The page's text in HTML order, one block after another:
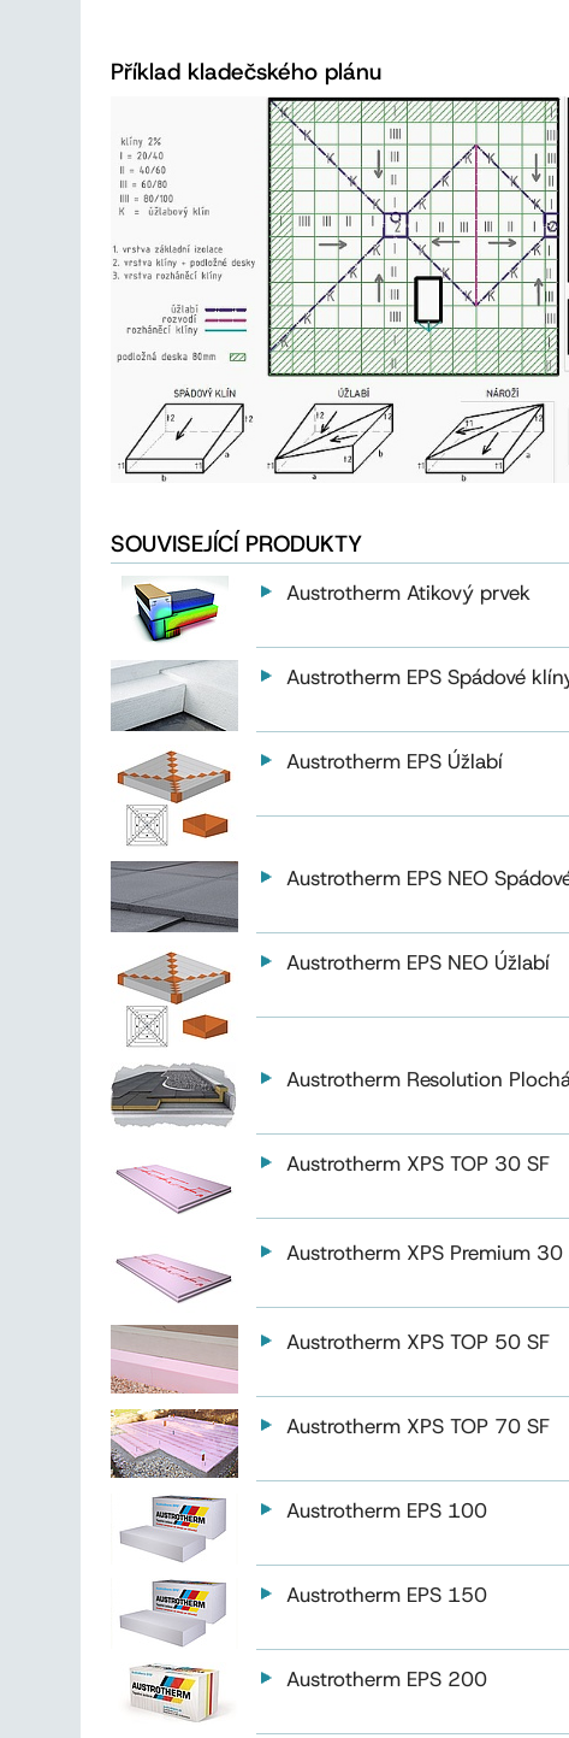
Příklad kladečského plánu
SOUVISEJÍCÍ PRODUKTY
Austrotherm Atikový prvek
Austrotherm EPS Spádové
Austrotherm EPS Úžlabí
Austrotherm EPS NEO
Austrotherm EPS NEO Úžlabí
Austrotherm Resolution
Austrotherm XPS TOP 30 SF
Austrotherm XPS Premium 30
Austrotherm XPS TOP 50 SF
Austrotherm XPS TOP 70 SF
Austrotherm EPS 100
Austrotherm EPS 150
Austrotherm EPS 200